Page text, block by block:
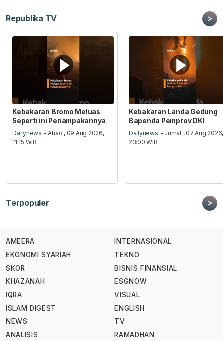
Republika TV >
Kebakaran Bromo Meluas
Seperti ini Penampakannya
Dailynews - Ahad , 09 Aug 2026,
11:15 WIB
Kebakaran Landa Gedung
Bapenda Pemprov DKI
Dailynews - Jumat , 07 Aug 2026,
23:00 WIB
Terpopuler >
AMEERA
EKONOMI SYARIAH
SKOR
KHAZANAH
IQRA
ISLAM DIGEST
NEWS
ANALISIS
INTERNASIONAL
TEKNO
BISNIS FINANSIAL
ESGNOW
VISUAL
ENGLISH
TV
RAMADHAN